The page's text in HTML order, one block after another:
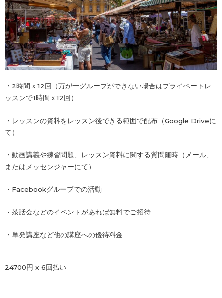
・2時間ｘ12回（万が一グループができない場合はプライベートレ
ッスンで1時間ｘ12回）
・レッスンの資料をレッスン後できる範囲で配布（Google Driveに
て）
・動画講義や練習問題、レッスン資料に関する質問随時（メール、
またはメッセンジャーにて）
・Facebookグループでの活動
・茶話会などのイベントがあれば無料でご招待
・単発講座など他の講座への優待料金
24700円 x 6回払い